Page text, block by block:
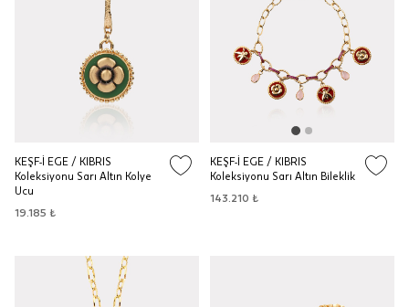
KEŞF-İ EGE / KIBRIS
Koleksiyonu Sarı Altın Kolye
Ucu
19.185 ₺
KEŞF-İ EGE / KIBRIS
Koleksiyonu Sarı Altın Bileklik
143.210 ₺